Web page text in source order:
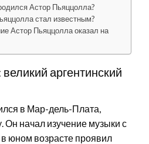
Астор Пьяццолла?
стал известным?
Астор Пьяццолла оказал на
аргентинский
в Мар-дель-Плата,
Он начал изучение музыки с
в юном возрасте проявил